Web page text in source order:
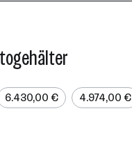
6.430,00 € 4.974,00 €